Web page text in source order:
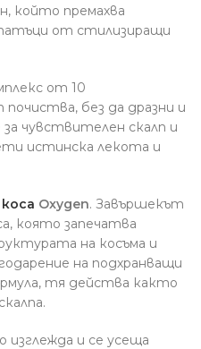
който премахва
от стилизиращи
от 10
без да дразни и
чувствителен скалп и
истинска лекота и
Oxygen. Завършекът
която запечатва
на косъма и
на подхранващи
тя действа както
и се усеща